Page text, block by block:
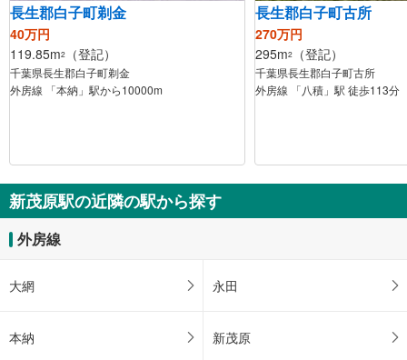
長生郡白子町剃金
40万円
119.85m2 （登記）
千葉県長生郡白子町剃金
外房線 「本納」駅から10000m
長生郡白子町古所
270万円
295m2 （登記）
千葉県長生郡白子町古所
外房線 「八積」駅 徒歩113分
新茂原駅の近隣の駅から探す
外房線
大網 永田
本納 新茂原